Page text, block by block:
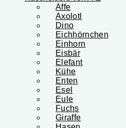
Affe
Axolotl
Dino
Eichhörnchen
Einhorn
Eisbär
Elefant
Kühe
Enten
Esel
Eule
Fuchs
Giraffe